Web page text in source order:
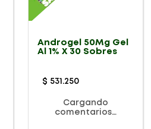
Androgel 50Mg Gel
Al 1% X 30 Sobres
$ 531 .250
Cargando
comentarios…